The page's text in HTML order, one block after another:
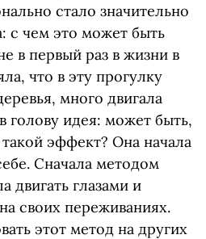
стало значительно
с чем это может быть
в первый раз в жизни в
что в эту прогулку
много двигала
голову идея: может быть,
эффект? Она начала
Сначала методом
двигать глазами и
своих переживаниях.
этот метод на других